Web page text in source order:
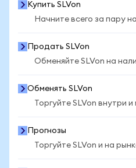
Купить SLVon
Начните всего за пару
Продать SLVon
Обменяйте SLVon на
Обменять SLVon
Торгуйте SLVon внутри
Прогнозы
Торгуйте SLVon и на